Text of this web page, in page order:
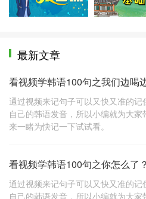
最新文章
看视频学韩语100句之我们边喝
通过视频来记句子可以又快又准的
自己的韩语发音，所以小编就为大
来一睹为快记一下试试看。
看视频学韩语100句之你怎么了？
通过视频来记句子可以又快又准的
自己的韩语发音，所以小编就为大